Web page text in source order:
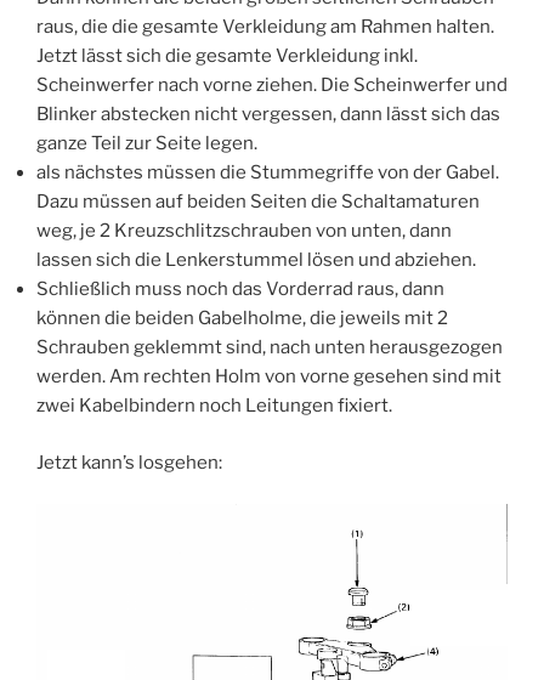
raus, die die gesamte Verkleidung am Rahmen halten.
Jetzt lässt sich die gesamte Verkleidung inkl.
Scheinwerfer nach vorne ziehen. Die Scheinwerfer und
Blinker abstecken nicht vergessen, dann lässt sich das
ganze Teil zur Seite legen.
als nächstes müssen die Stummegriffe von der Gabel.
Dazu müssen auf beiden Seiten die Schaltamaturen
weg, je 2 Kreuzschlitzschrauben von unten, dann
lassen sich die Lenkerstummel lösen und abziehen.
Schließlich muss noch das Vorderrad raus, dann
können die beiden Gabelholme, die jeweils mit 2
Schrauben geklemmt sind, nach unten herausgezogen
werden. Am rechten Holm von vorne gesehen sind mit
zwei Kabelbindern noch Leitungen fixiert.
Jetzt kann’s losgehen: